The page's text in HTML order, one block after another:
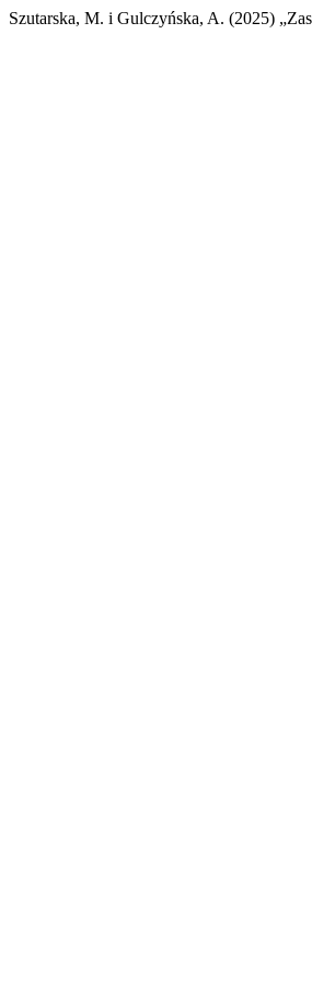
Szutarska, M. i Gulczyńska, A. (2025)